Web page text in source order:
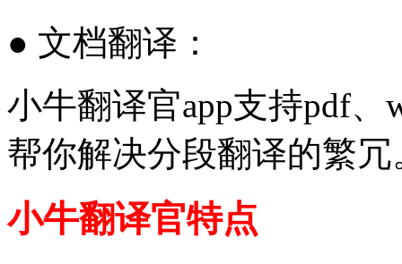
● 文档翻译：
小牛翻译官app支持pdf、
帮你解决分段翻译的繁冗
小牛翻译官特点